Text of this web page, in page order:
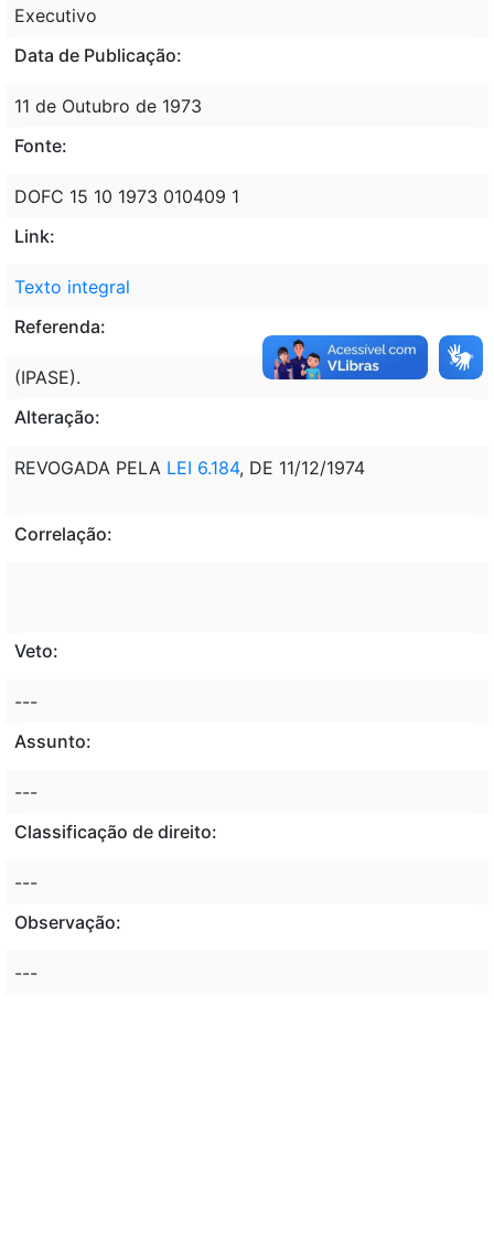
Executivo
Data de Publicação:
11 de Outubro de 1973
Fonte:
DOFC 15 10 1973 010409 1
Link:
Texto integral
Referenda:
(IPASE).
Alteração:
REVOGADA PELA LEI 6.184, DE 11/12/1974
Correlação:
Veto:
---
Assunto:
---
Classificação de direito:
---
Observação:
---